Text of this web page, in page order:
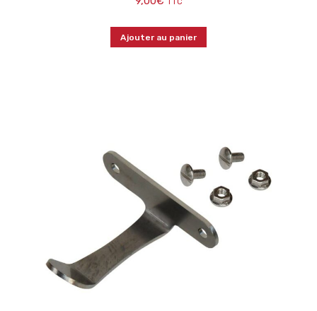
Ajouter au panier